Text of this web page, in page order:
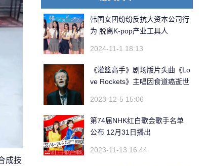
成技
韩国女团纷纷反抗大资本公司行
为 脱离K-pop产业工具人
2024-11-1 18:13
《灌篮高手》剧场版片头曲《Lo
ve Rockets》主唱因食道癌逝世
2023-12-5 15:06
第74届NHK红白歌会歌手名单
公布 12月31日播出
2023-11-13 16:44